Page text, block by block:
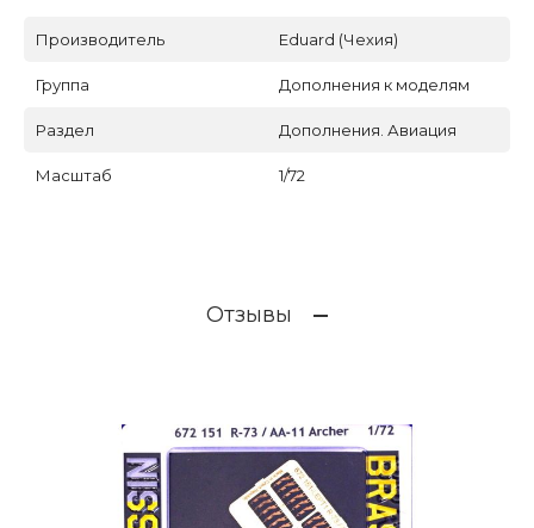
Производитель Eduard (Чехия)
Группа Дополнения к моделям
Раздел Дополнения. Авиация
Масштаб 1/72
Отзывы